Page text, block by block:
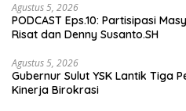
Agustus 5, 2026
PODCAST Eps.10: Partisipasi
Risat dan Denny Susanto.SH
Agustus 5, 2026
Gubernur Sulut YSK Lantik Tiga Pejabat Eselon II, Perkuat
Kinerja Birokrasi